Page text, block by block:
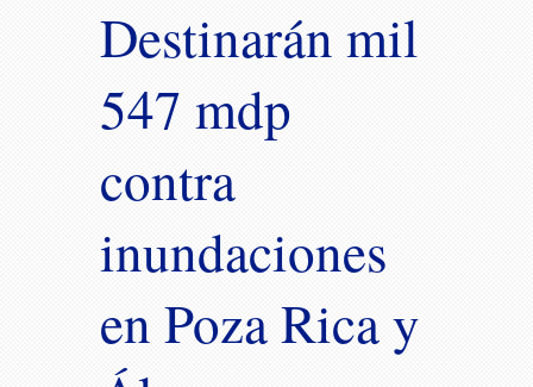
Destinarán mil
547 mdp
contra
inundaciones
en Poza Rica y